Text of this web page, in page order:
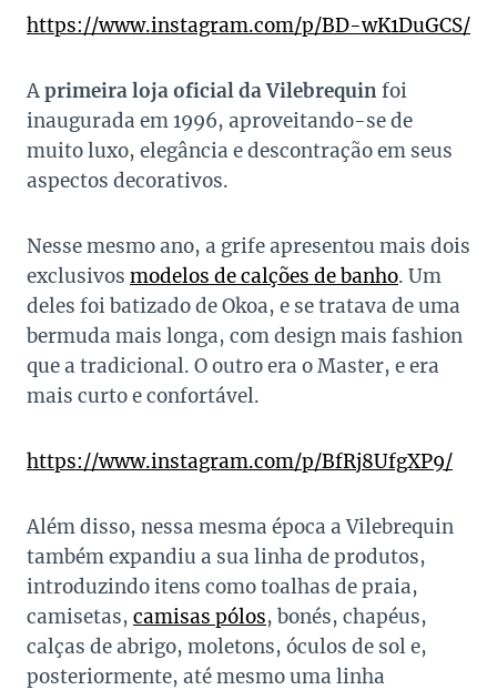
https://www.instagram.com/p/BD-wK1DuGCS/
Aprimeira loja oficial da Vilebrequinfoi
inaugurada em 1996, aproveitando-se de
muito luxo, elegância e descontração em seus
aspectos decorativos.
Nesse mesmo ano, a grife apresentou mais dois
exclusivos modelos de calções de banho. Um
deles foi batizado de Okoa, e se tratava de uma
bermuda mais longa, com design mais fashion
que a tradicional. O outro era o Master, e era
mais curto e confortável.
https://www.instagram.com/p/BfRj8UfgXP9/
Além disso, nessa mesma época a Vilebrequin
também expandiu a sua linha de produtos,
introduzindo itens como toalhas de praia,
camisetas, camisas pólos, bonés, chapéus,
calças de abrigo, moletons, óculos de sol e,
posteriormente, até mesmo uma linha